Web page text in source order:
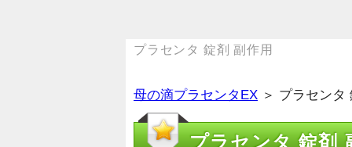
プラセンタ 錠剤 副作用
母の滴プラセンタEX ＞ プラセンタ
プラセンタ 錠剤